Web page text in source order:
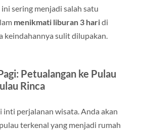
sering menjadi salah satu
menikmati liburan 3 haridi
keindahannya sulit dilupakan.
Petualangan ke Pulau
Rinca
inti perjalanan wisata. Anda akan
terkenal yang menjadi rumah